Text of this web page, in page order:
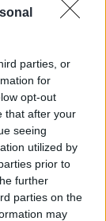
parties, or
for
opt-out
that after your
seeing
utilized by
prior to
further
parties on the
may